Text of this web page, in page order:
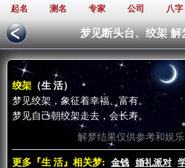
起名 测名 专家 公司 八字
梦见断头台、绞架 解
绞架 （生 活）
梦见绞架，象征着幸福、富有。
梦见自己朝绞架走去，会长寿。
解梦结果仅供参考和娱乐
更多『生 活』相关梦: 金钱 婚礼派对